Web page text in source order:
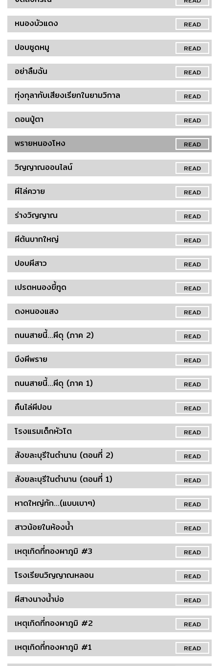
READ
หนองบัวแดง
READ
ปอบซูดหมู
READ
อย่าลืมฉัน
READ
ทุ่งกุลากับเสียงเรียกในยามวิกาล
READ
ดอนปู่ตา
READ
พรายหนองโหง
READ
วิญญาณออนไลน์
READ
ผีไล่ควาย
READ
ร่างวิญญาณ
READ
ผีต้นบากใหญ่
READ
ปอบผีสาว
READ
เปรตหนองขี้ทูด
READ
ดงหนองแสง
READ
ถนนสายนี้...ผีดุ (ภาค 2)
READ
บึงผีพราย
READ
ถนนสายนี้...ผีดุ (ภาค 1)
READ
คืนไล่ผีปอบ
READ
โรงแรมเด็กหัวโต
READ
สังขละบุรีในตำนาน (ตอนที่ 2)
READ
สังขละบุรีในตำนาน (ตอนที่ 1)
READ
หาดใหญ่ทัก...(แบบเบาๆ)
READ
สาวน้อยในห้องน้ำ
READ
เหตุเกิดที่ทองผาภูมิ #3
READ
โรงเรียนวิญญาณหลอน
READ
ผีสางนางน้ำบ่อ
READ
เหตุเกิดที่ทองผาภูมิ #2
READ
เหตุเกิดที่ทองผาภูมิ #1